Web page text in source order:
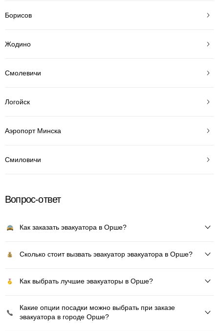
Борисов
Жодино
Смолевичи
Логойск
Аэропорт Минска
Смиловичи
Вопрос-ответ
Как заказать эвакуатора в Орше?
Сколько стоит вызвать эвакуатор эвакуатора в Орше?
Как выбрать лучшие эвакуаторы в Орше?
Какие опции посадки можно выбрать при заказе
эвакуатора в городе Орше?